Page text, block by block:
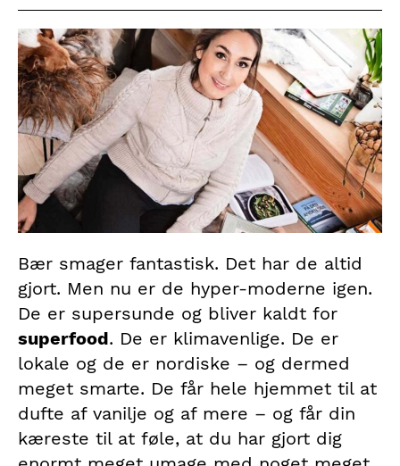
Bær smager fantastisk. Det har de altid
gjort. Men nu er de hyper-moderne igen.
De er supersunde og bliver kaldt for
superfood. De er klimavenlige. De er
lokale og de er nordiske – og dermed
meget smarte. De får hele hjemmet til at
dufte af vanilje og af mere – og får din
kæreste til at føle, at du har gjort dig